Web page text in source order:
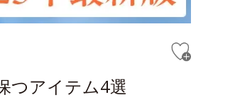
つアイテム4選